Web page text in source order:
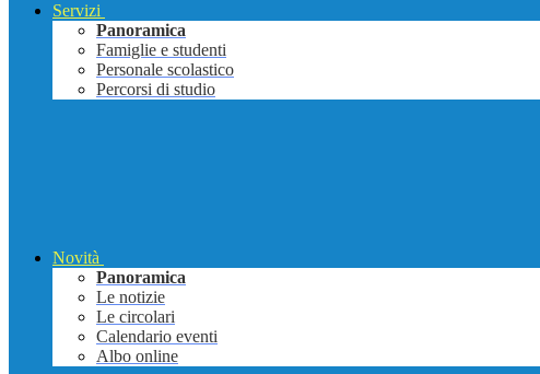
Servizi
Panoramica
Famiglie e studenti
Personale scolastico
Percorsi di studio
Novità
Panoramica
Le notizie
Le circolari
Calendario eventi
Albo online